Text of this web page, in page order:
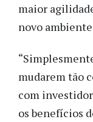
maior
novo
mudarem tão
com
os benefícios